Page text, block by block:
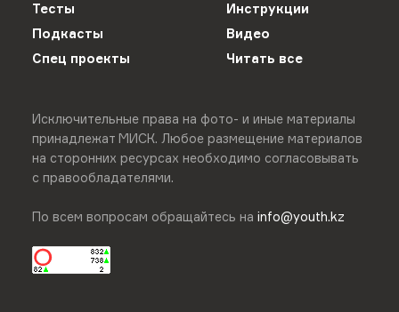
Тесты
Инструкции
Подкасты
Видео
Спец проекты
Читать все
Исключительные права на фото- и иные материалы
принадлежат МИСК. Любое размещение материалов
на сторонних ресурсах необходимо согласовывать
с правообладателями.
По всем вопросам обращайтесь на info@youth.kz